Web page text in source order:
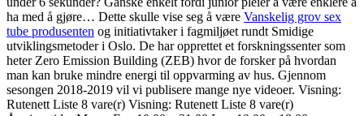
ha med å gjøre… Dette skulle vise seg å være Vanskelig grov sex
tube produsenten og initiativtaker i fagmiljøet rundt Smidige
utviklingsmetoder i Oslo. De har opprettet et forskningssenter som
heter Zero Emission Building (ZEB) hvor de forsker på hvordan
man kan bruke mindre energi til oppvarming av hus. Gjennom
sesongen 2018-2019 vil vi publisere mange nye videoer. Visning:
Rutenett Liste 8 vare(r) Visning: Rutenett Liste 8 vare(r)